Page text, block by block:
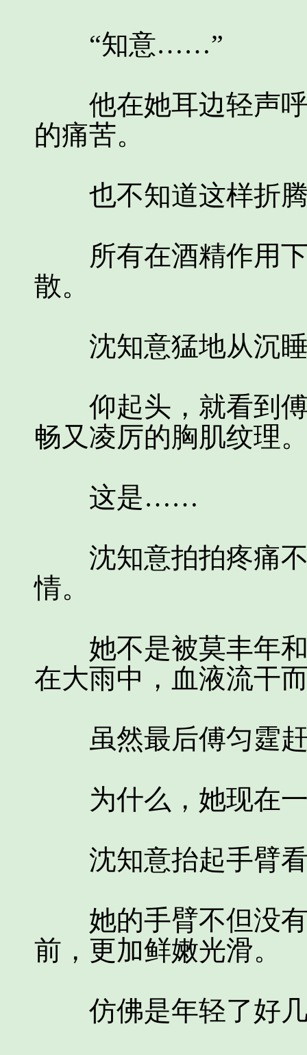
“知意……”
他在她耳边轻声呼
的痛苦。
也不知道这样折腾
所有在酒精作用下
散。
沈知意猛地从沉睡
仰起头，就看到傅
畅又凌厉的胸肌纹理
这是……
沈知意拍拍疼痛不
情。
她不是被莫丰年和
在大雨中，血液流干
虽然最后傅匀霆赶
为什么，她现在一
沈知意抬起手臂看
她的手臂不但没有
前，更加鲜嫩光滑。
仿佛是年轻了好几